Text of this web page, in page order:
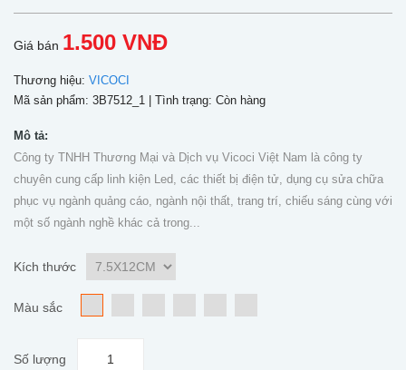
Giá bán 1.500 VNĐ
Thương hiệu: VICOCI
Mã sản phẩm: 3B7512_1 | Tình trạng: Còn hàng
Mô tả:
Công ty TNHH Thương Mại và Dịch vụ Vicoci Việt Nam là công ty
chuyên cung cấp linh kiện Led, các thiết bị điện tử, dụng cụ sửa chữa
phục vụ ngành quảng cáo, ngành nội thất, trang trí, chiếu sáng cùng với
một số ngành nghề khác cả trong...
Kích thước
Màu sắc
Số lượng